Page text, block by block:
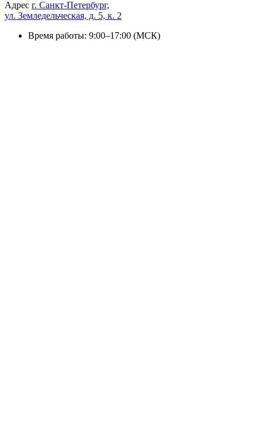
Адрес г. Санкт-Петербург,
ул. Земледельческая, д. 5, к. 2
Время работы: 9:00–17:00 (МСК)